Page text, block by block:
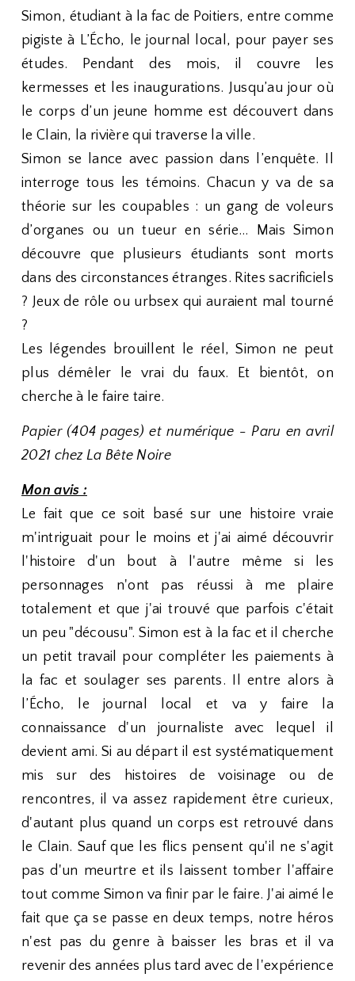
Simon, étudiant à la fac de Poitiers, entre comme
pigiste à L’Écho, le journal local, pour payer ses
études. Pendant des mois, il couvre les
kermesses et les inaugurations. Jusqu’au jour où
le corps d’un jeune homme est découvert dans
le Clain, la rivière qui traverse la ville.
Simon se lance avec passion dans l’enquête. Il
interroge tous les témoins. Chacun y va de sa
théorie sur les coupables : un gang de voleurs
d’organes ou un tueur en série… Mais Simon
découvre que plusieurs étudiants sont morts
dans des circonstances étranges. Rites sacrificiels
? Jeux de rôle ou urbsex qui auraient mal tourné
?
Les légendes brouillent le réel, Simon ne peut
plus démêler le vrai du faux. Et bientôt, on
cherche à le faire taire.
Papier (404 pages) et numérique - Paru en avril
2021 chez La Bête Noire
Mon avis :
Le fait que ce soit basé sur une histoire vraie
m'intriguait pour le moins et j'ai aimé découvrir
l'histoire d'un bout à l'autre même si les
personnages n'ont pas réussi à me plaire
totalement et que j'ai trouvé que parfois c'était
un peu "décousu". Simon est à la fac et il cherche
un petit travail pour compléter les paiements à
la fac et soulager ses parents. Il entre alors à
l’Écho, le journal local et va y faire la
connaissance d'un journaliste avec lequel il
devient ami. Si au départ il est systématiquement
mis sur des histoires de voisinage ou de
rencontres, il va assez rapidement être curieux,
d'autant plus quand un corps est retrouvé dans
le Clain. Sauf que les flics pensent qu'il ne s'agit
pas d'un meurtre et ils laissent tomber l'affaire
tout comme Simon va finir par le faire. J'ai aimé le
fait que ça se passe en deux temps, notre héros
n'est pas du genre à baisser les bras et il va
revenir des années plus tard avec de l'expérience